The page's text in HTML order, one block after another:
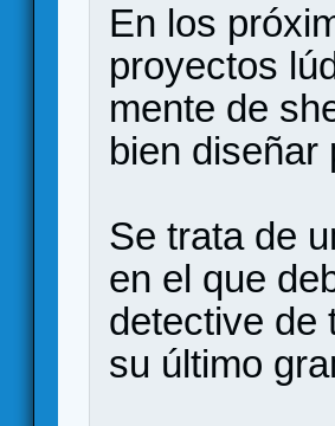
En los
proyectos
mente de
bien diseñar
Se trata de
en el que
detective de
su último